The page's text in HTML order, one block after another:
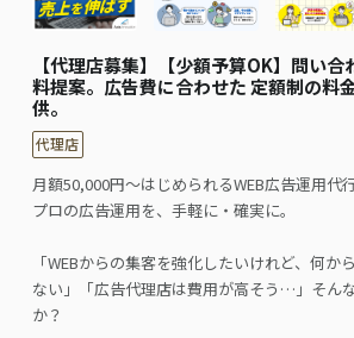
【代理店募集】【少額予算OK】問い
料提案。広告費に合わせた 定額制の料
供。
代理店
月額50,000円～はじめられるWEB広告運用代
プロの広告運用を、手軽に・確実に。
「WEBからの集客を強化したいけれど、何か
ない」「広告代理店は費用が高そう…」そん
か？